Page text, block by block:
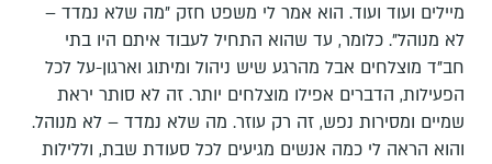
מיילים ועוד ועוד. הוא אמר לי משפט חזק "מה שלא נמדד –
לא מנוהל". כלומר, עד שהוא התחיל לעבוד איתם היו בתי
חב"ד מוצלחים אבל מהרגע שיש ניהול ומיתוג וארגון-על לכל
הפעילות, הדברים אפילו מוצלחים יותר. זה לא סותר יראת
שמיים ומסירות נפש, זה רק עוזר. מה שלא נמדד – לא מנוהל.
והוא הראה לי כמה אנשים מגיעים לכל סעודת שבת, וללילות